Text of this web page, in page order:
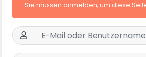
Sie müssen anmelden, um diese